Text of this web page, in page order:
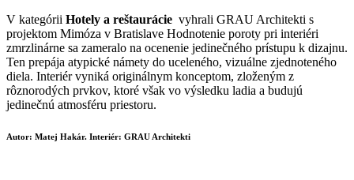
V kategórii Hotely a reštaurácie vyhrali GRAU Architekti s
projektom Mimóza v Bratislave Hodnotenie poroty pri interiéri
zmrzlinárne sa zameralo na ocenenie jedinečného prístupu k dizajnu.
Ten prepája atypické námety do uceleného, vizuálne zjednoteného
diela. Interiér vyniká originálnym konceptom, zloženým z
rôznorodých prvkov, ktoré však vo výsledku ladia a budujú
jedinečnú atmosféru priestoru.
Autor: Matej Hakár. Interiér: GRAU Architekti